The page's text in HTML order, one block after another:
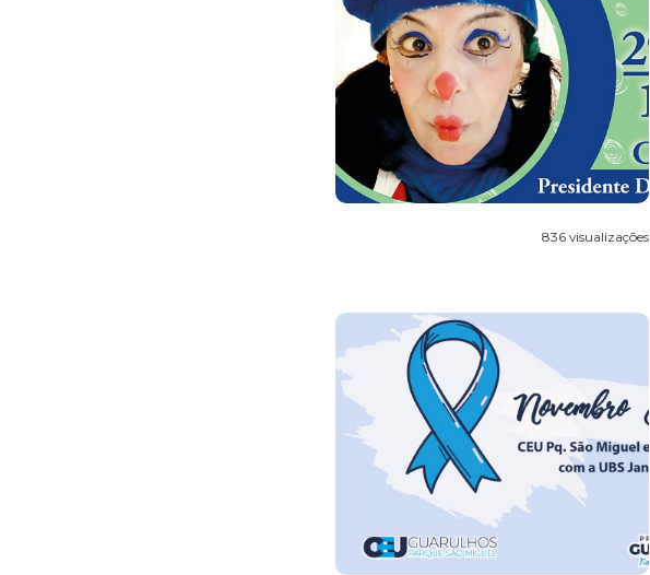
836 visualizações